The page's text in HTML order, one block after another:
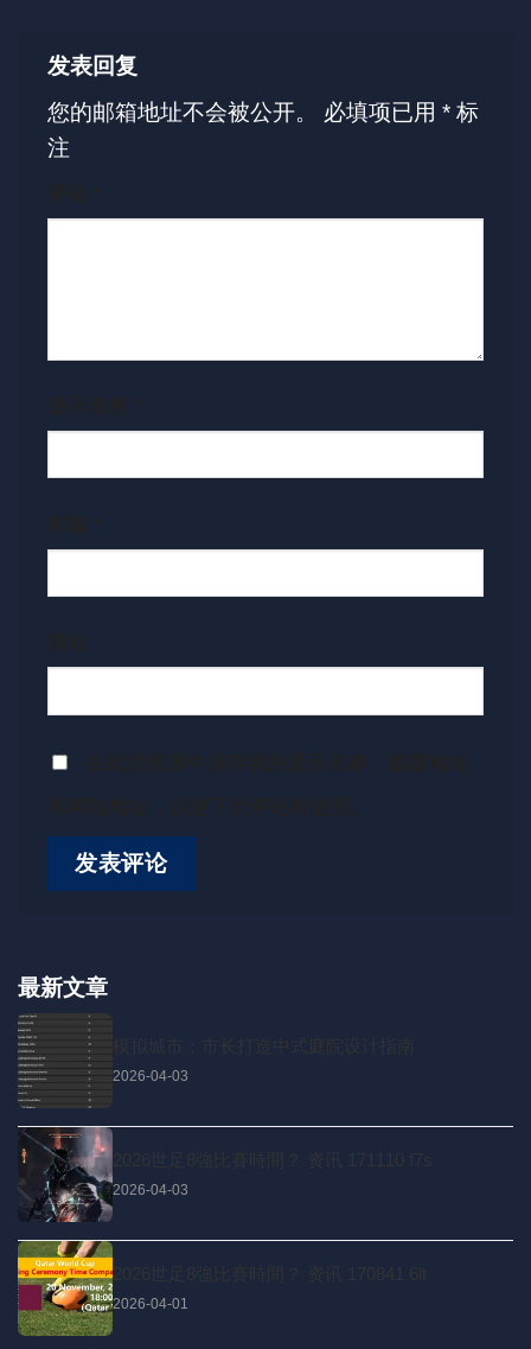
发表回复
您的邮箱地址不会被公开。
必填项已用 * 标
注
最新文章
模拟城市：市长打造中式庭院设计指南
2026-04-03
2026世足8強比賽時間？ 资讯 171110 f7s
2026-04-03
2026世足8強比賽時間？ 资讯 170841 6lt
2026-04-01